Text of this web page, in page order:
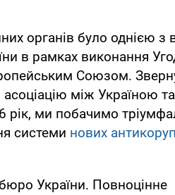
органів було однією з
в рамках виконання
Союзом.
між Україною та
ми побачимо
системи нових
України. Повноцінне